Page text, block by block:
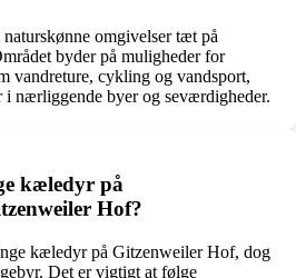
omgivelser tæt på
byder på muligheder for
vandreture, cykling og vandsport,
i nærliggende byer og seværdigheder.
kæledyr på
Hof?
kæledyr på Gitzenweiler Hof, dog
Det er vigtigt at følge